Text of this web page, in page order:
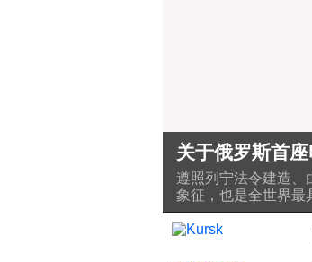
关于俄罗斯首
遵照列宁法令建造、
象征，也是全世界最